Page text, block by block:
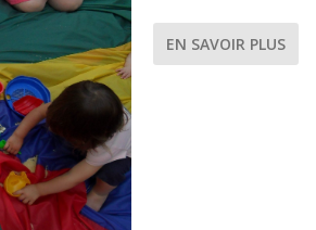
EN SAVOIR PLUS